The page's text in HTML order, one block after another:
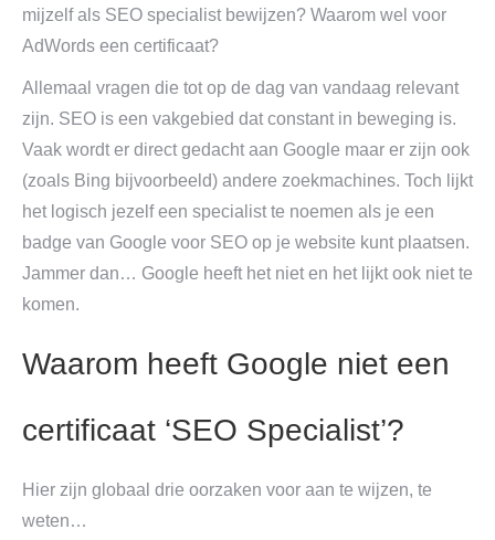
mijzelf als SEO specialist bewijzen? Waarom wel voor
AdWords een certificaat?
Allemaal vragen die tot op de dag van vandaag relevant
zijn. SEO is een vakgebied dat constant in beweging is.
Vaak wordt er direct gedacht aan Google maar er zijn ook
(zoals Bing bijvoorbeeld) andere zoekmachines. Toch lijkt
het logisch jezelf een specialist te noemen als je een
badge van Google voor SEO op je website kunt plaatsen.
Jammer dan… Google heeft het niet en het lijkt ook niet te
komen.
Waarom heeft Google niet een
certificaat ‘SEO Specialist’?
Hier zijn globaal drie oorzaken voor aan te wijzen, te
weten…